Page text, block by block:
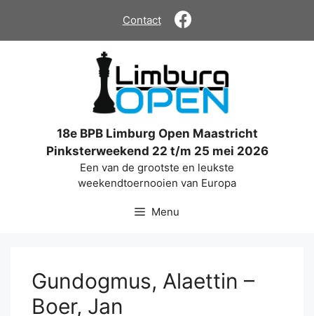
de
Contact
18e BPB Limburg Open Maastricht
Pinksterweekend 22 t/m 25 mei 2026
Een van de grootste en leukste
weekendtoernooien van Europa
Menu
Gundogmus, Alaettin –
Boer, Jan